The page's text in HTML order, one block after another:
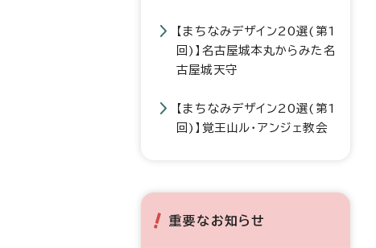
【まちなみデザイン20選(第1
回)】名古屋城本丸からみた名
古屋城天守
【まちなみデザイン20選(第1
回)】覚王山ル・アンジェ教会
重要なお知らせ